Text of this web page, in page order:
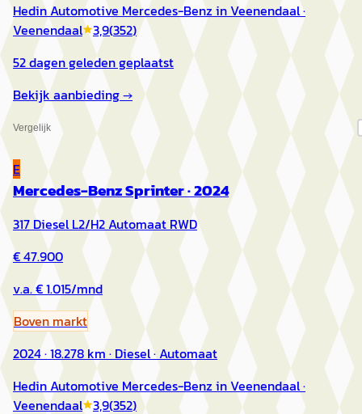
Hedin Automotive Mercedes-Benz in Veenendaal·
Veenendaal 3,9(352)
52 dagen geleden geplaatst
Bekijk aanbieding →
Vergelijk
E
Mercedes-Benz Sprinter·2024
317 Diesel L2/H2 Automaat RWD
€ 47.900
v.a. € 1.015/mnd
Boven markt
2024 · 18.278 km · Diesel · Automaat
Hedin Automotive Mercedes-Benz in Veenendaal·
Veenendaal 3,9(352)